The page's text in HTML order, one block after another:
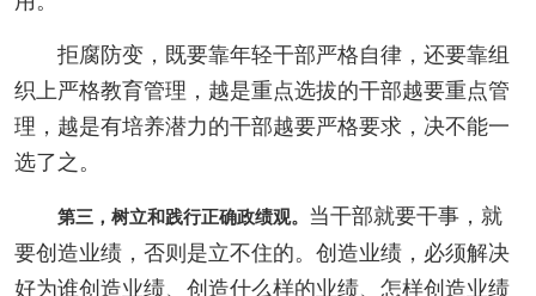
拒腐防变，既要靠年轻干部严格自律，还要靠组
织上严格教育管理，越是重点选拔的干部越要重点管
理，越是有培养潜力的干部越要严格要求，决不能一
选了之。
第三，树立和践行正确政绩观。 当干部就要干事，就
要创造业绩，否则是立不住的。创造业绩，必须解决
好为谁创造业绩、创造什么样的业绩、怎样创造业绩